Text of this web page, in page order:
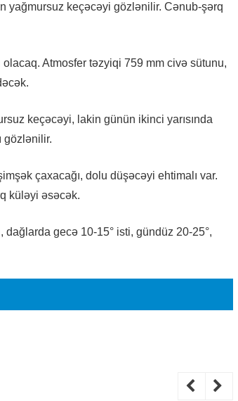
yağmursuz keçəcəyi gözlənilir. Cənub-şərq
Atmosfer təzyiqi 759 mm civə sütunu,
keçəcəyi, lakin günün ikinci yarısında
gözlənilir.
çaxacağı, dolu düşəcəyi ehtimalı var.
küləyi əsəcək.
dağlarda gecə 10-15° isti, gündüz 20-25°,